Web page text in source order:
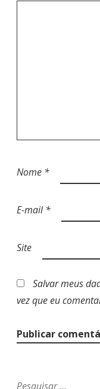
Nome *
E-mail*
Site
Salvar meus
vez que eu
P